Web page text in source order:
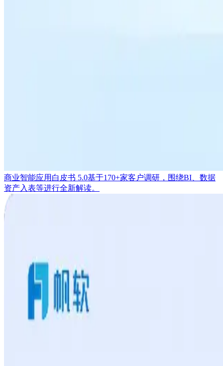
商业智能应用白皮书 5.0基于170+家客户调研，围绕BI、数据
资产入表等进行全新解读。